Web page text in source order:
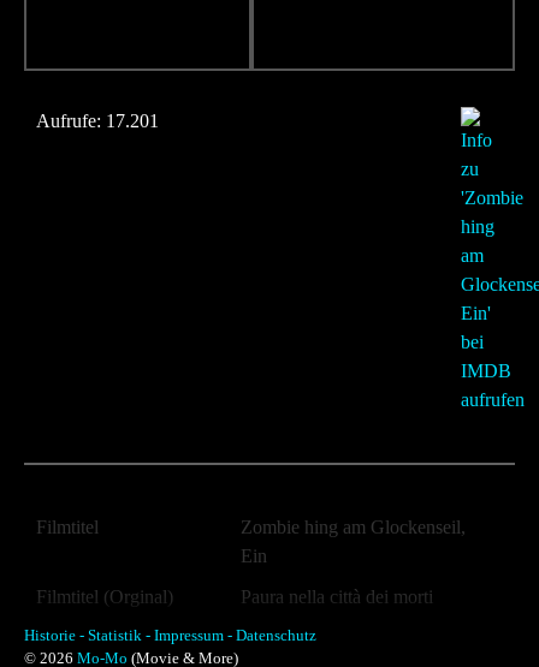
Aufrufe: 17.201
Filmtitel
Zombie hing am Glockenseil,
Ein
Filmtitel (Orginal)
Paura nella città dei morti
viventi
Historie - Statistik - Impressum - Datenschutz
© 2026 Mo-Mo (Movie & More)